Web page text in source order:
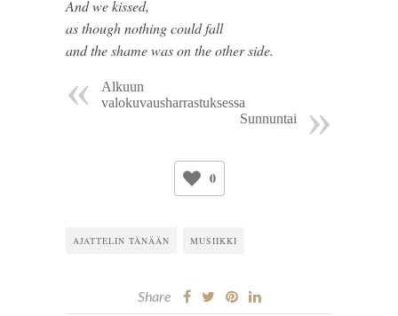
And we kissed,
as though nothing could fall
and the shame was on the other side.
Alkuun
valokuvausharrastuksessa
Sunnuntai
0
AJATTELIN TÄNÄÄN MUSIIKKI
Share